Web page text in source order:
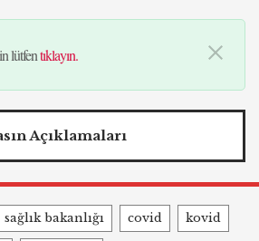
lütfentıklayın.
Açıklamaları
sağlık bakanlığı covid kovid